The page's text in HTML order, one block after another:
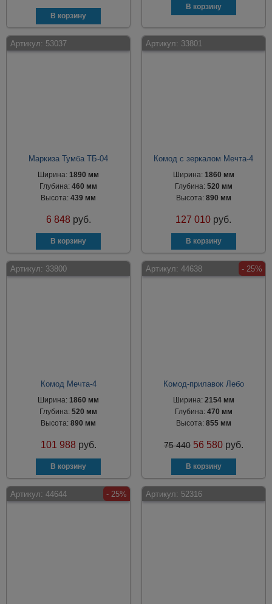
Артикул: 53037
Маркиза Тумба ТБ-04
Ширина:1890 мм
Глубина:460 мм
Высота:439 мм
6 848 руб.
Артикул: 33801
Комод с зеркалом Мечта-4
Ширина: 1860 мм
Глубина: 520 мм
Высота: 890 мм
127 010 руб.
Артикул: 33800
Комод Мечта-4
Ширина:1860 мм
Глубина:520 мм
Высота:890 мм
101 988 руб.
Артикул: 44638 - 25%
Комод-прилавок Лебо
Ширина: 2154 мм
Глубина: 470 мм
Высота: 855 мм
75 440 56 580 руб.
Артикул: 44644 - 25% Артикул: 52316